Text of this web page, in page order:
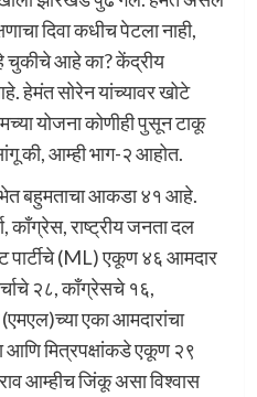
दिवा कधीच पेटला नाही,
चुकीचे आहे का? केंद्रीय
हेमंत सोरेन यांच्यावर खोटे
योजना कोणीही पुसून टाकू
की, आम्ही भाग-२ आहोत.
बहुमताचा आकडा ४१ आहे.
काँग्रेस, राष्ट्रीय जनता दल
पार्टीचे (ML) एकूण ४६ आमदार
२८, काँग्रेसचे १६,
एका आमदारांचा
आणि मित्रपक्षांकडे एकूण २९
आम्हीच जिंकू असा विश्वास